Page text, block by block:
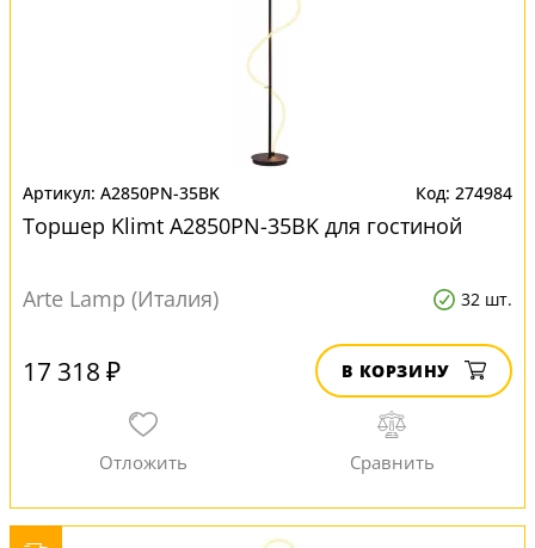
A2850PN-35BK 274984
Торшер Klimt A2850PN-35BK для гостиной
Arte Lamp (Италия) 32 шт.
17 318 ₽ В КОРЗИНУ